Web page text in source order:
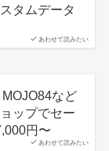
あわせて読みたい
タムデータ
あわせて読みたい
など
ップでセー
円〜